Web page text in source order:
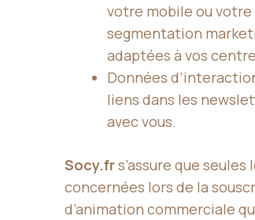
votre mobile ou votre
segmentation
adaptées à vos
Données
liens dans les
avec vous.
Socy.frs’assure que
concernées lors de la
d’animation commerciale